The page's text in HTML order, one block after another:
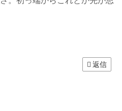
返信